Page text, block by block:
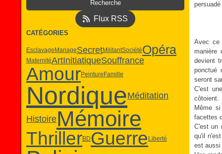
Flux RSS
CATÉGORIES
Esclavage MariageSecretMilitantSociétéOpéra
MaternitéArtInitiatiqueSouffrance
AmourPeintureFamille
NordiqueMéditation
HistoireMémoire
ThrillerBDGuerre Liberté
Avec ce
manière
devient
ponctué
seront
C'est
côtoient.
Même
facettes
C'est un
qu'il
est aussi